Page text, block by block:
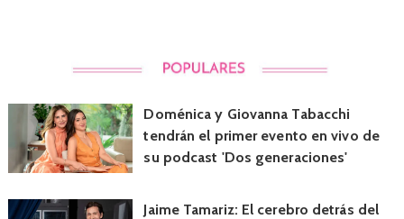
Doménica y Giovanna Tabacchi
tendrán el primer evento en vivo de
su podcast 'Dos generaciones'
Jaime Tamariz: El cerebro detrás del